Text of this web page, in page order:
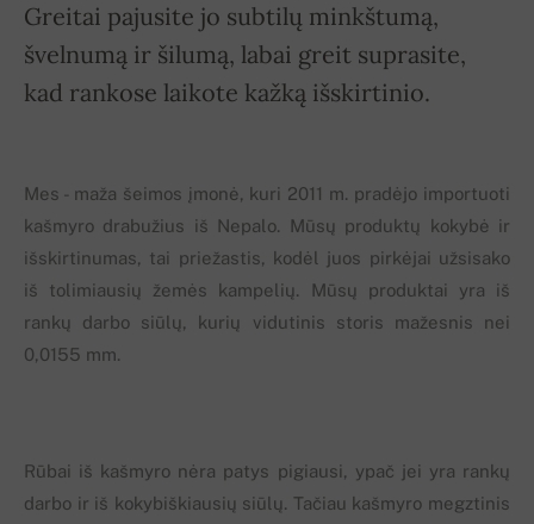
Greitai pajusite jo subtilų minkštumą,
švelnumą ir šilumą, labai greit suprasite,
kad rankose laikote kažką išskirtinio.
Mes - maža šeimos įmonė, kuri 2011 m. pradėjo importuoti
kašmyro drabužius iš Nepalo. Mūsų produktų kokybė ir
išskirtinumas, tai priežastis, kodėl juos pirkėjai užsisako
iš tolimiausių žemės kampelių. Mūsų produktai yra iš
rankų darbo siūlų, kurių vidutinis storis mažesnis nei
0,0155 mm.
Rūbai iš kašmyro nėra patys pigiausi, ypač jei yra rankų
darbo ir iš kokybiškiausių siūlų. Tačiau kašmyro megztinis